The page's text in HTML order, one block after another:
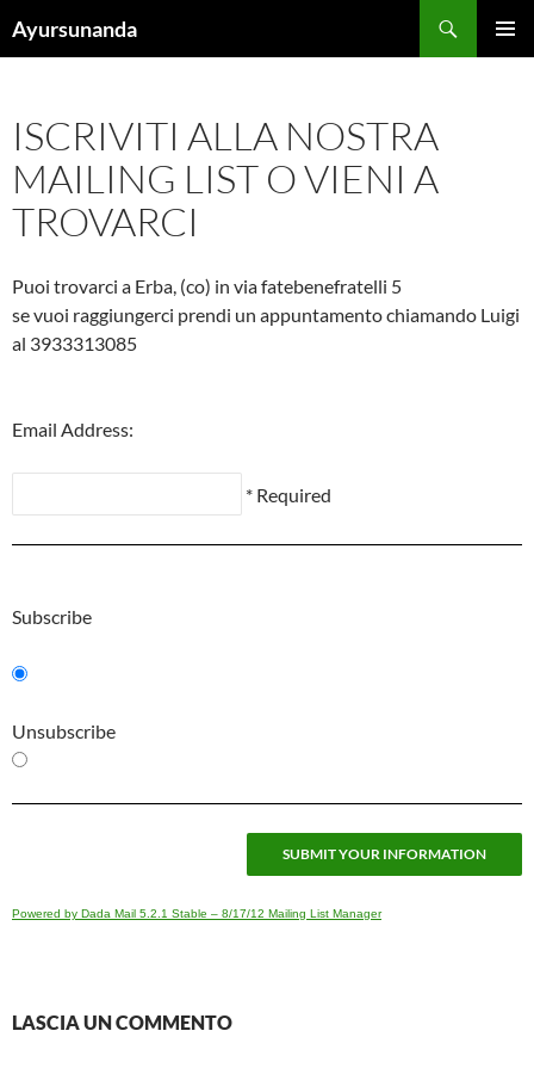
alAyursunanda
ISCRIVITI ALLA NOSTRA
MAILING LIST O VIENI A
TROVARCI
Puoi trovarci a Erba, (co) in via fatebenefratelli 5
se vuoi raggiungerci prendi un appuntamento chiamando Luigi
al 3933313085
Email Address:
* Required
Subscribe
Unsubscribe
Powered by Dada Mail 5.2.1 Stable – 8/17/12 Mailing List Manager
LASCIA UN COMMENTO